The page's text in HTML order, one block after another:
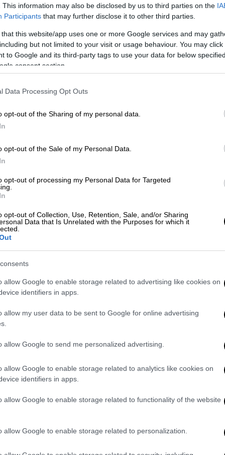
This information may also be disclosed by us to third parties on the
Participants that may further disclose it to other third parties.
that this website/app uses one or more Google services and may
but not limited to your visit or usage behaviour. You may
to Google and its third-party tags to use your data for below
consent section.
Data Processing Opt Outs
opt-out of the Sharing of my personal data.
opt-out of the Sale of my Personal Data.
opt-out of processing my Personal Data for Targeted
opt-out of Collection, Use, Retention, Sale, and/or Sharing
Data that Is Unrelated with the Purposes for which it
allow Google to enable storage related to advertising like cookies on
identifiers in apps.
allow my user data to be sent to Google for online advertising
allow Google to send me personalized advertising.
allow Google to enable storage related to analytics like cookies on
identifiers in apps.
allow Google to enable storage related to functionality of the website
allow Google to enable storage related to personalization.
χασαποταβέρνα, μεφροντισμένο
δικές του. Σιτεμένο μπούτι και παϊδάκι
Σερρών, πρόβειο, χειροποίητο μπιφτέκι,
Τατοΐου 17, Μεταμόρφωση,
συνεχίζει να γράφει ιστορία στη
Αθήνα, κυρίως για ταπαϊδάκια
25ης Μαρτίου, Σταμάτα, Info:
με του Μαυρομμάτη σε κοτόπουλο)
και όλα τα καλά μιας ταβέρνας
να γράφονται πάνω στις
το μέλλον. Δυνατό χαρτί, η ψησταριά
δίνουν επίσης «παρών».
6510989
με γουρουνόπουλο, κοκορέτσια,
Αντίστασης 1, Μελίσσια, 210 8046143
της περιοχής της Χασιάς που
και ψητά της ώρας. Info: Λεωφ.
Αθήνας για …ανελέητη κρεατοφαγία
τζατζικάκι - δυναμίτης. Έχει και